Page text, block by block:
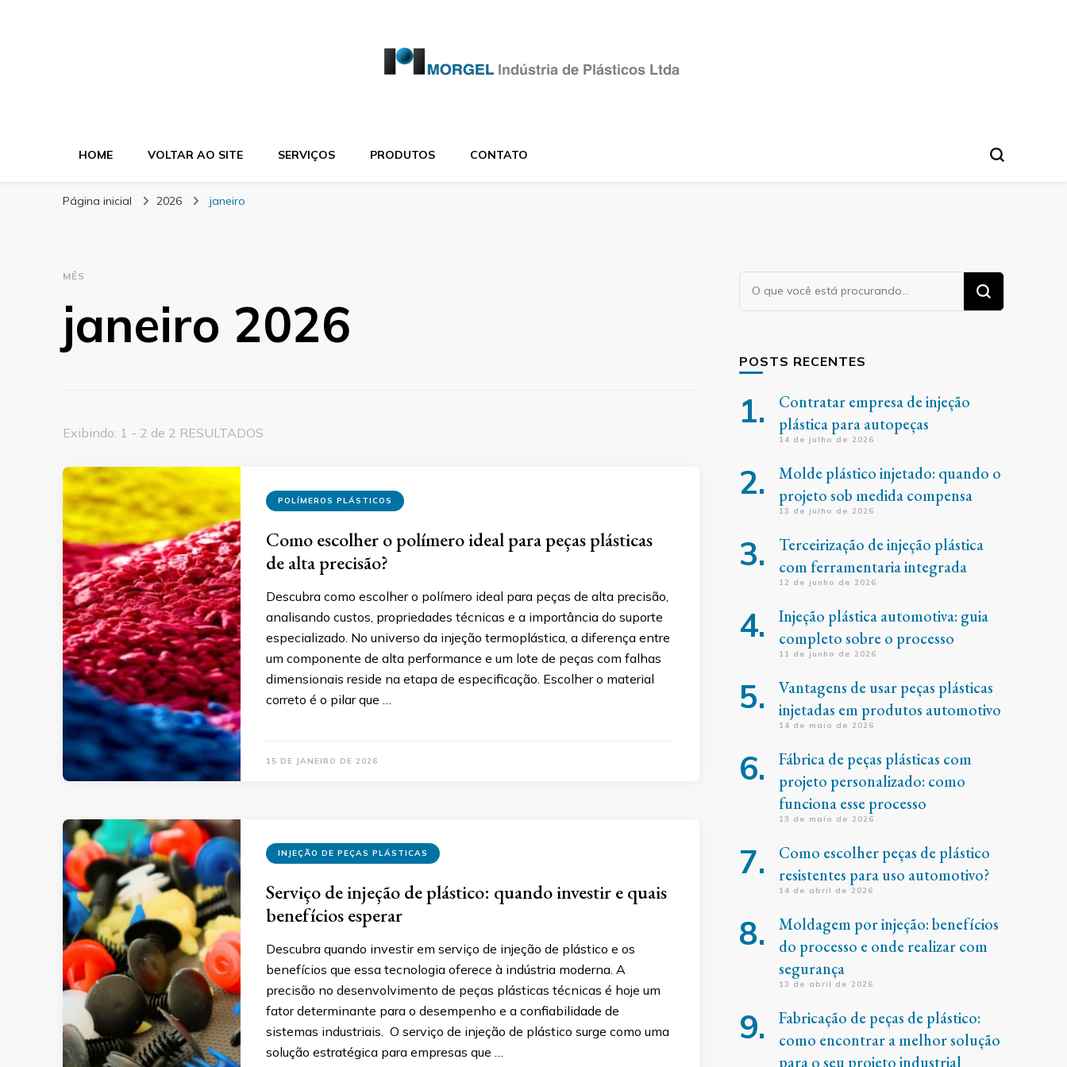
HOME VOLTAR AO SITE SERVIÇOS PRODUTOS CONTATO
Página inicial 2026 janeiro
MÊS
janeiro 2026
Exibindo: 1 - 2 de 2 RESULTADOS
POLÍMEROS PLÁSTICOS
Como escolher o polímero ideal para peças plásticas
de alta precisão?
Descubra como escolher o polímero ideal para peças de alta precisão,
analisando custos, propriedades técnicas e a importância do suporte
especializado. No universo da injeção termoplástica, a diferença entre
um componente de alta performance e um lote de peças com falhas
dimensionais reside na etapa de especificação. Escolher o material
correto é o pilar que …
15 DE JANEIRO DE 2026
INJEÇÃO DE PEÇAS PLÁSTICAS
Serviço de injeção de plástico: quando investir e quais
benefícios esperar
Descubra quando investir em serviço de injeção de plástico e os
benefícios que essa tecnologia oferece à indústria moderna. A
precisão no desenvolvimento de peças plásticas técnicas é hoje um
fator determinante para o desempenho e a confiabilidade de
sistemas industriais. O serviço de injeção de plástico surge como uma
solução estratégica para empresas que …
Procurando
algo?
POSTS RECENTES
Contratar empresa de injeção
plástica para autopeças
14 de julho de 2026
Molde plástico injetado: quando o
projeto sob medida compensa
13 de julho de 2026
Terceirização de injeção plástica
com ferramentaria integrada
12 de junho de 2026
Injeção plástica automotiva: guia
completo sobre o processo
11 de junho de 2026
Vantagens de usar peças plásticas
injetadas em produtos automotivo
14 de maio de 2026
Fábrica de peças plásticas com
projeto personalizado: como
funciona esse processo
13 de maio de 2026
Como escolher peças de plástico
resistentes para uso automotivo?
14 de abril de 2026
Moldagem por injeção: benefícios
do processo e onde realizar com
segurança
13 de abril de 2026
Fabricação de peças de plástico:
como encontrar a melhor solução
para o seu projeto industrial